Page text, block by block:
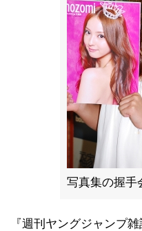
写真集の握手
『週刊ヤングジャンプ